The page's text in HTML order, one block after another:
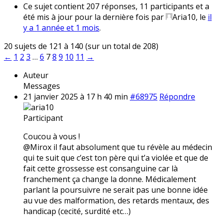
Ce sujet contient 207 réponses, 11 participants et a
été mis à jour pour la dernière fois par
Aria10, le il
y a 1 année et 1 mois.
20 sujets de 121 à 140 (sur un total de 208)
← 1 2 3 … 6 78 9 10 11 →
Auteur
Messages
21 janvier 2025 à 17 h 40 min #68975 Répondre
aria10
Participant
Coucou à vous !
@Mirox il faut absolument que tu révèle au médecin
qui te suit que c’est ton père qui t’a violée et que de
fait cette grossesse est consanguine car là
franchement ça change la donne. Médicalement
parlant la poursuivre ne serait pas une bonne idée
au vue des malformation, des retards mentaux, des
handicap (cecité, surdité etc…)